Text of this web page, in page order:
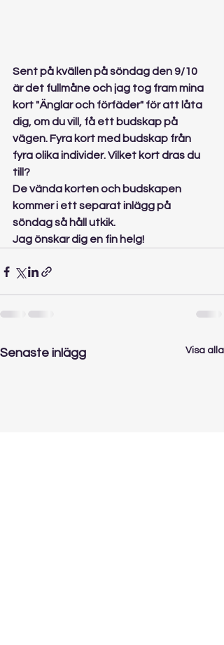
Sent på kvällen på söndag den 9/10
är det fullmåne och jag tog fram mina
kort "Änglar och förfäder" för att låta
dig, om du vill, få ett budskap på
vägen. Fyra kort med budskap från
fyra olika individer. Vilket kort dras du
till?
De vända korten och budskapen
kommer i ett separat inlägg på
söndag så håll utkik.
Jag önskar dig en fin helg!
Senaste inlägg Visa alla